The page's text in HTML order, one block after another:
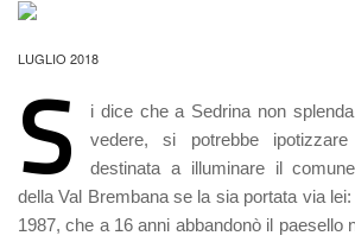
LUGLIO 2018
S
i dice che a Sedrina non
vedere, si potrebbe
destinata a illuminare il
della Val Brembana se la sia portata via
1987, che a 16 anni abbandonò il paesello